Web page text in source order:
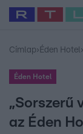
Legfrissebb RTL
Babits Marcella
Címlap› Éden Hotel›
Éden Hotel
„Sorszerű
az Éden